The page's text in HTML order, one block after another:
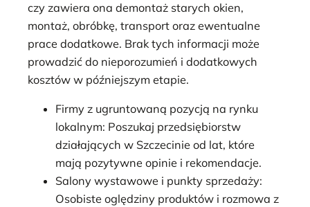
czy zawiera ona demontaż starych okien,
montaż, obróbkę, transport oraz ewentualne
prace dodatkowe. Brak tych informacji może
prowadzić do nieporozumień i dodatkowych
kosztów w późniejszym etapie.
Firmy z ugruntowaną pozycją na rynku
lokalnym: Poszukaj przedsiębiorstw
działających w Szczecinie od lat, które
mają pozytywne opinie i rekomendacje.
Salony wystawowe i punkty sprzedaży:
Osobiste oględziny produktów i rozmowa z